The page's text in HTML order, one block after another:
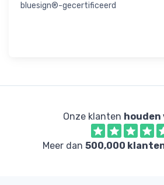
bluesign®-gecertificeerd
Onze klanten houden
Meer dan 500,000